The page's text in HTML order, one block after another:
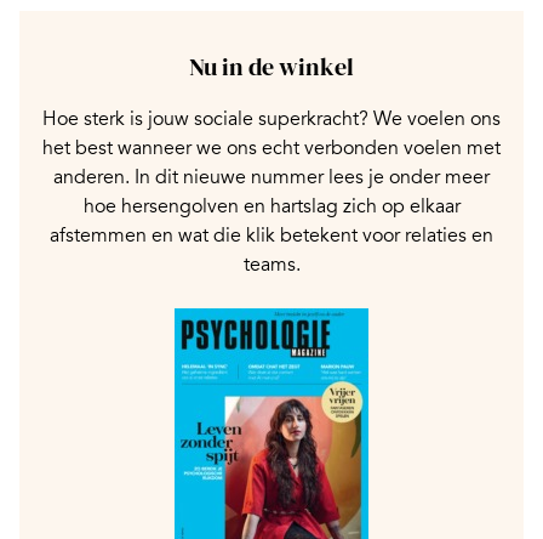
Nu in de winkel
Hoe sterk is jouw sociale superkracht? We voelen ons
het best wanneer we ons echt verbonden voelen met
anderen. In dit nieuwe nummer lees je onder meer
hoe hersengolven en hartslag zich op elkaar
afstemmen en wat die klik betekent voor relaties en
teams.